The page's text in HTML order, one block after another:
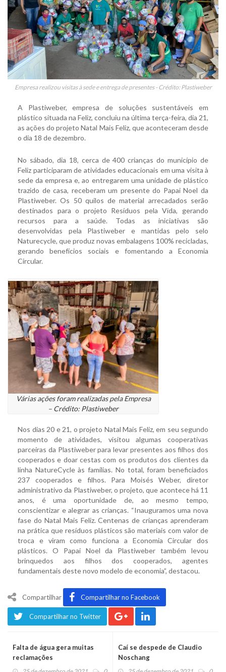
Empresa realizou visitas à sede e entrega de presentes - Crédito: Plastiweber
A Plastiweber, empresa de soluções sustentáveis em
plástico situada na Feliz, concluiu na última terça-feira, dia 21,
as ações do projeto Natal Mais Feliz, que aconteceram desde
o dia 18 de dezembro.
No sábado, dia 18, cerca de 400 crianças do município de
Feliz participaram de atividades educacionais em uma visita à
sede da empresa e, ao entregarem uma unidade de plástico
trazido de casa, receberam um presente do Papai Noel da
Plastiweber. Os 50 quilos de material arrecadados serão
destinados para o projeto Resíduos pela Vida, gerando
recursos para a saúde. Todas as iniciativas são
desenvolvidas pela Plastiweber e mantidas pelo selo
Naturecycle, que produz novas embalagens 100% recicladas,
gerando benefícios sociais e fomentando a Economia
Circular.
Várias ações foram realizadas pela Empresa
– Crédito: Plastiweber
Nos dias 20 e 21, o projeto Natal Mais Feliz, em seu segundo
momento de atividades, visitou algumas cooperativas
parceiras da Plastiweber para levar presentes aos filhos dos
cooperados e doar cestas com os produtos dos clientes da
linha NatureCycle às famílias. No total, foram beneficiados
237 cooperados e filhos. Para Moisés Weber, diretor
administrativo da Plastiweber, o projeto, que acontece há 11
anos, é uma oportunidade de, ao mesmo tempo,
conscientizar e alegrar as crianças. “Inauguramos uma nova
fase do Natal Mais Feliz. Centenas de crianças aprenderam
na prática que resíduos plásticos são materiais com valor de
troca e viram como funciona a Economia Circular dos
plásticos. O Papai Noel da Plastiweber também levou
brinquedos aos filhos dos cooperados, agentes
fundamentais deste novo modelo de economia”, destacou.
Compartilhar Compartilhar no Facebook
Compartilhar no Twitter
Falta de água gera muitas
reclamações
Caí se despede de Claudio
Noschang